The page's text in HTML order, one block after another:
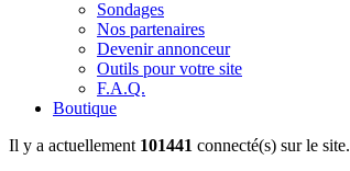
Sondages
Nos partenaires
Devenir annonceur
Outils pour votre site
F.A.Q.
Boutique
Il y a actuellement 101441 connecté(s) sur le site.